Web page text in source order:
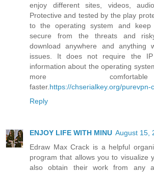
enjoy different sites, videos,
Protective and tested by the play
to the operating system and keep
secure from the threats and
download anywhere and anything
issues. It does not require the
information about the operating
more
faster.https://chserialkey.org/purevpn-
Reply
ENJOY LIFE WITH MINU August 15,
Edraw Max Crack is a helpful
program that allows you to visualize
also obtain their work from any